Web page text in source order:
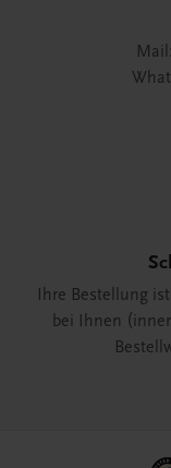
Mail:
Ihre Bestellung
bei Ihnen